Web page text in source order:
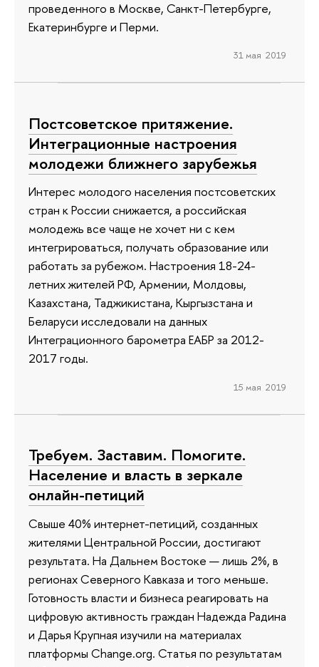
проведенного в Москве, Санкт-Петербурге,
Екатеринбурге и Перми.
31 мая 2019
Постсоветское притяжение.
Интеграционные настроения
молодежи ближнего зарубежья
Интерес молодого населения постсоветских
стран к России снижается, а российская
молодежь все чаще не хочет ни с кем
интегрироваться, получать образование или
работать за рубежом. Настроения 18-24-
летних жителей РФ, Армении, Молдовы,
Казахстана, Таджикистана, Кыргызстана и
Беларуси исследовали на данных
Интеграционного барометра ЕАБР за 2012-
2017 годы.
15 мая 2019
Требуем. Заставим. Помогите.
Население и власть в зеркале
онлайн-петиций
Свыше 40% интернет-петиций, созданных
жителями Центральной России, достигают
результата. На Дальнем Востоке — лишь 2%, в
регионах Северного Кавказа и того меньше.
Готовность власти и бизнеса реагировать на
цифровую активность граждан Надежда Радина
и Дарья Крупная изучили на материалах
платформы Change.org. Статья по результатам